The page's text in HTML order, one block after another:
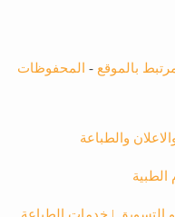
بالموقع - المحفوظات
والطباعة
الطبية
و التسويق | خدمات الطباعة